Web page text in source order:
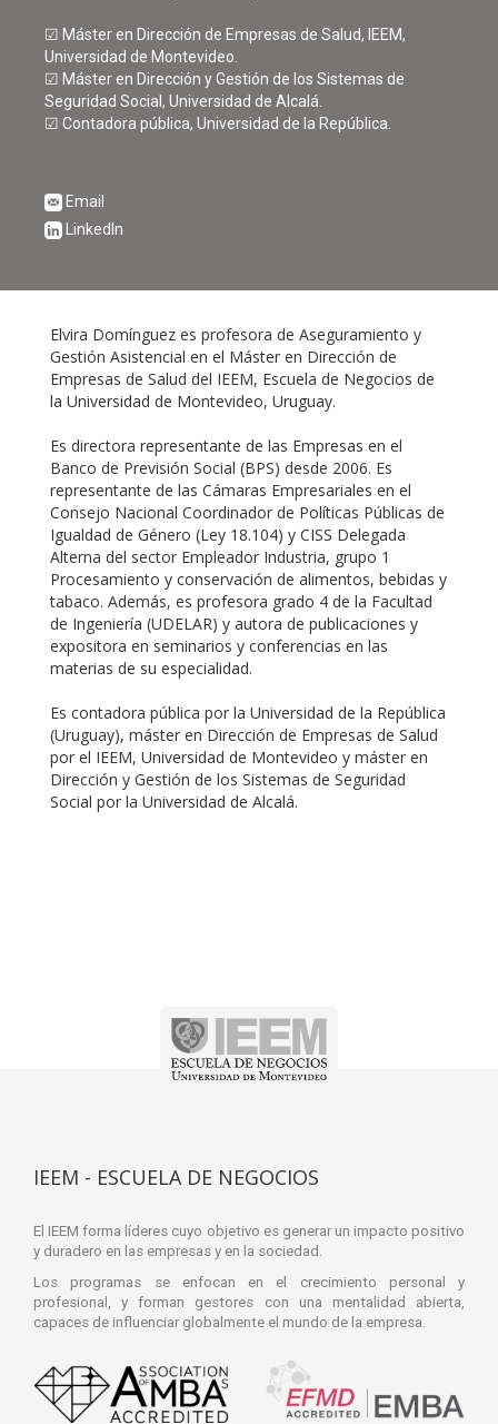
☑ Máster en Dirección de Empresas de Salud, IEEM,
Universidad de Montevideo.
☑ Máster en Dirección y Gestión de los Sistemas de
Seguridad Social, Universidad de Alcalá.
☑ Contadora pública, Universidad de la República.
Email
LinkedIn
Elvira Domínguez es profesora de Aseguramiento y
Gestión Asistencial en el Máster en Dirección de
Empresas de Salud del IEEM, Escuela de Negocios de
la Universidad de Montevideo, Uruguay.
Es directora representante de las Empresas en el
Banco de Previsión Social (BPS) desde 2006. Es
representante de las Cámaras Empresariales en el
Consejo Nacional Coordinador de Políticas Públicas de
Igualdad de Género (Ley 18.104) y CISS Delegada
Alterna del sector Empleador Industria, grupo 1
Procesamiento y conservación de alimentos, bebidas y
tabaco. Además, es profesora grado 4 de la Facultad
de Ingeniería (UDELAR) y autora de publicaciones y
expositora en seminarios y conferencias en las
materias de su especialidad.
Es contadora pública por la Universidad de la República
(Uruguay), máster en Dirección de Empresas de Salud
por el IEEM, Universidad de Montevideo y máster en
Dirección y Gestión de los Sistemas de Seguridad
Social por la Universidad de Alcalá.
IEEM - ESCUELA DE NEGOCIOS
El IEEM forma líderes cuyo objetivo es generar un impacto positivo
y duradero en las empresas y en la sociedad.
Los programas se enfocan en el crecimiento personal y
profesional, y forman gestores con una mentalidad abierta,
capaces de influenciar globalmente el mundo de la empresa.